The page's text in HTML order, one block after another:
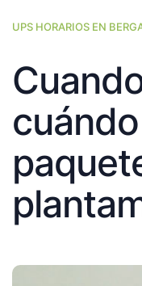
UPS HORARIOS EN